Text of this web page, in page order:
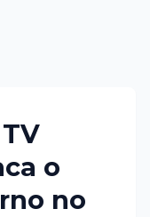
o
no